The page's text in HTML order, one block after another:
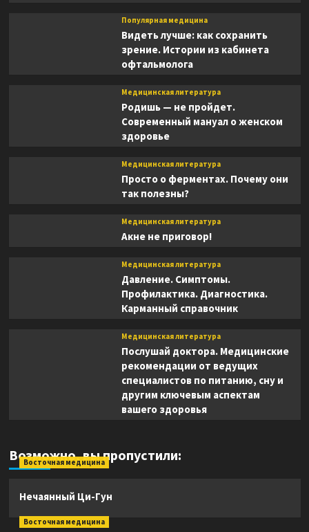
Популярная медицина
Видеть лучше: как сохранить
зрение. Истории из кабинета
офтальмолога
Медицинская литература
Родишь — не пройдет.
Современный мануал о женском
здоровье
Медицинская литература
Просто о ферментах. Почему они
так полезны?
Медицинская литература
Акне не приговор!
Медицинская литература
Давление. Симптомы.
Профилактика. Диагностика.
Карманный справочник
Медицинская литература
Послушай доктора. Медицинские
рекомендации от ведущих
специалистов по питанию, сну и
другим ключевым аспектам
вашего здоровья
Возможно, вы пропустили:
Восточная медицина
Нечаянный Ци-Гун
Восточная медицина